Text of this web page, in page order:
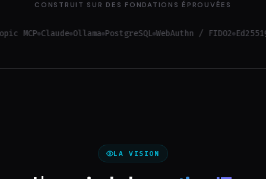
CONSTRUIT SUR DES FONDATIONS ÉPROUVÉES
Claude Ollama PostgreSQL WebAuthn / FIDO2 Ed25519
LA VISION